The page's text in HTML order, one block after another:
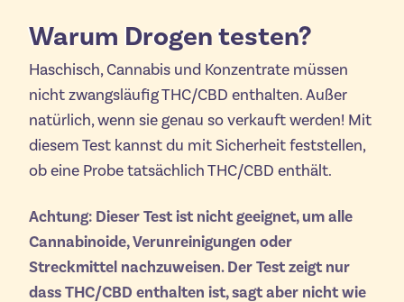
Warum Drogen testen?
Haschisch, Cannabis und Konzentrate müssen
nicht zwangsläufig THC/CBD enthalten. Außer
natürlich, wenn sie genau so verkauft werden! Mit
diesem Test kannst du mit Sicherheit feststellen,
ob eine Probe tatsächlich THC/CBD enthält.
Achtung: Dieser Test ist nicht geeignet, um alle
Cannabinoide, Verunreinigungen oder
Streckmittel nachzuweisen. Der Test zeigt nur
dassTHC/CBD enthalten ist, sagt aber nichtwie